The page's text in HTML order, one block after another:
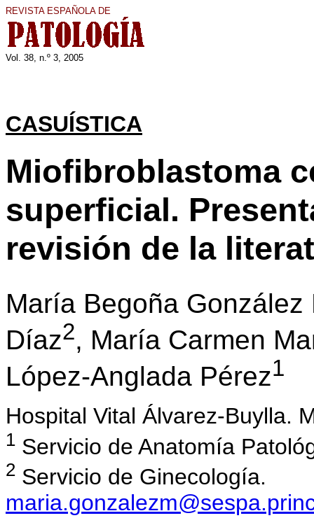
REVISTA ESPAÑOLA DE
Vol. 38, n.º 3, 2005
CASUÍSTICA
Miofibroblastoma
superficial.
revisión de la
María Begoña González
Díaz2, María Carmen
López-Anglada Pérez1
Hospital Vital Álvarez-Buylla.
1 Servicio de Anatomía
2 Servicio de Ginecología.